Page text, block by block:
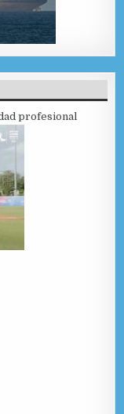
profesional